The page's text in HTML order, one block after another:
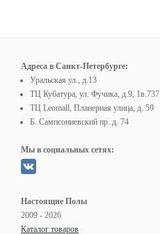
Адреса в Санкт-Петербурге:
Уральская ул., д.13
ТЦ Кубатура, ул. Фучика, д.9, 1в.737
ТЦ Leomall, Планерная улица, д. 59
Б. Сампсониевский пр. д. 74
Мы в социальных сетях:
Настоящие Полы
2009 - 2026
Каталог товаров